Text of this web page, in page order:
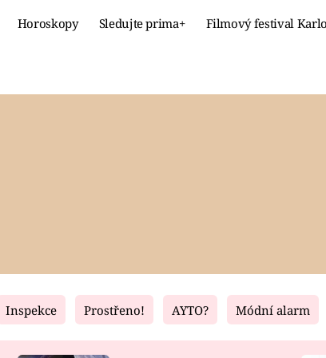
Horoskopy Sledujte prima+ Filmový festival
Fresh Living
Inspekce Prostřeno! AYTO? Módní alarm